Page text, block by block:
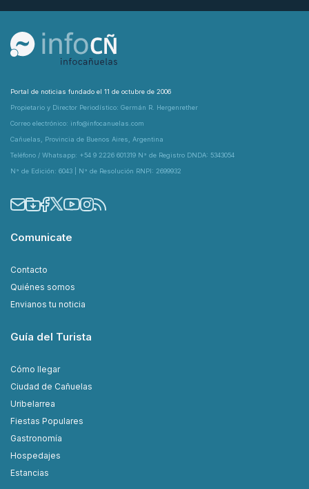
Portal de noticias fundado el 11 de octubre de 2006
Propietario y Director Periodístico: Germán R. Hergenrether
Correo electrónico: info@infocanuelas.com
Cañuelas, Provincia de Buenos Aires, Argentina
Teléfono / Whatsapp: +54 9 2226 601319 N° de Registro DNDA: 5343054
N° de Edición: 6043 | N° de Resolución RNPI: 2699932
Comunicate
Contacto
Quiénes somos
Envianos tu noticia
Guía del Turista
Cómo llegar
Ciudad de Cañuelas
Uribelarrea
Fiestas Populares
Gastronomía
Hospedajes
Estancias